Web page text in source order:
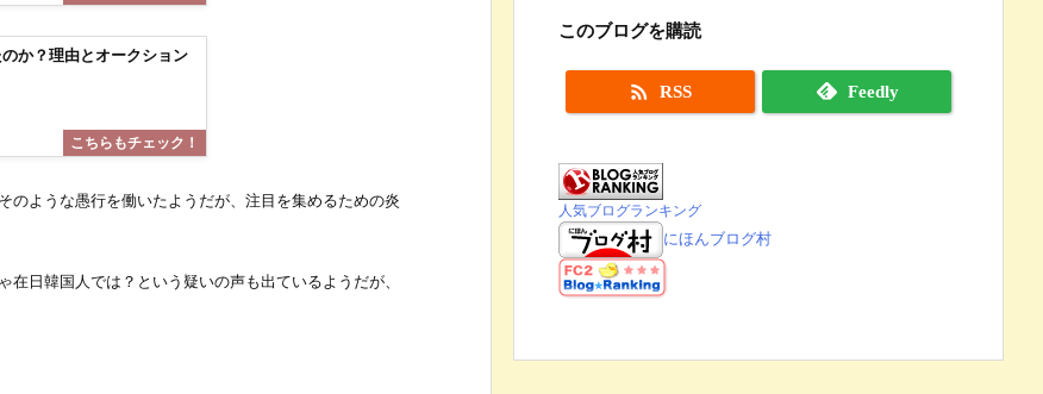
か？理由とオークション
のような愚行を働いたようだが、注目を集めるための炎
日韓国人では？という疑いの声も出ているようだが、
このブログを購読
 RSS Feedly
人気ブログランキング
にほんブログ村